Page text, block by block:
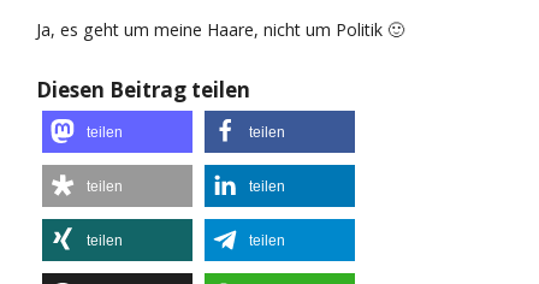
Ja, es geht um meine Haare, nicht um Politik 🙂
Diesen Beitrag teilen
teilen teilen
teilen teilen
teilen teilen